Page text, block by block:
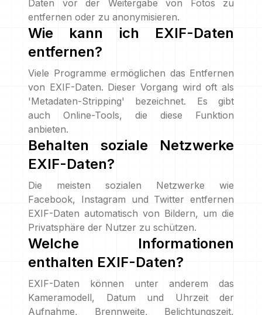
Daten vor der Weitergabe von Fotos zu
entfernen oder zu anonymisieren.
Wie kann ich EXIF-Daten
entfernen?
Viele Programme ermöglichen das Entfernen
von EXIF-Daten. Dieser Vorgang wird oft als
'Metadaten-Stripping' bezeichnet. Es gibt
auch Online-Tools, die diese Funktion
anbieten.
Behalten soziale Netzwerke
EXIF-Daten?
Die meisten sozialen Netzwerke wie
Facebook, Instagram und Twitter entfernen
EXIF-Daten automatisch von Bildern, um die
Privatsphäre der Nutzer zu schützen.
Welche Informationen
enthalten EXIF-Daten?
EXIF-Daten können unter anderem das
Kameramodell, Datum und Uhrzeit der
Aufnahme, Brennweite, Belichtungszeit,